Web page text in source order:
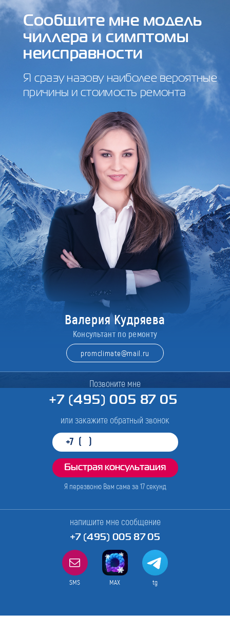
Сообщите мне модель
чиллера и симптомы
неисправности
Я сразу назову наиболее вероятные
причины и стоимость ремонта
Валерия Кудряева
Консультант по ремонту
promclimate@mail.ru
Позвоните мне
+7 (495) 005 87 05
или закажите обратный звонок
Я перезвоню Вам сама за 17секунд
напишите мне сообщение
+7 (495) 005 87 05
SMS MAX tg